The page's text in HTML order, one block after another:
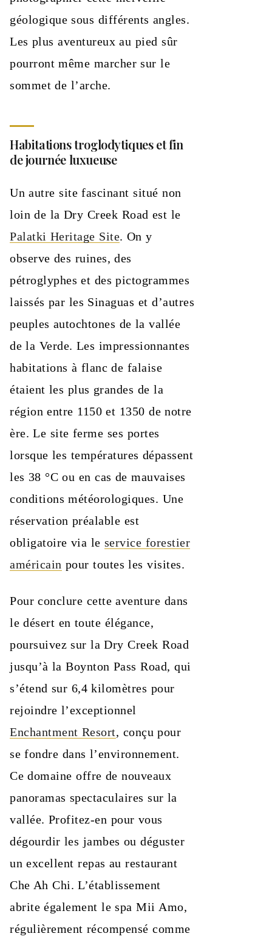
géologique sous différents angles.
Les plus aventureux au pied sûr
pourront même marcher sur le
sommet de l’arche.
Habitations troglodytiques et fin
de journée luxueuse
Un autre site fascinant situé non
loin de la Dry Creek Road est le
Palatki Heritage Site. On y
observe des ruines, des
pétroglyphes et des pictogrammes
laissés par les Sinaguas et d’autres
peuples autochtones de la vallée
de la Verde. Les impressionnantes
habitations à flanc de falaise
étaient les plus grandes de la
région entre 1150 et 1350 de notre
ère. Le site ferme ses portes
lorsque les températures dépassent
les 38 °C ou en cas de mauvaises
conditions météorologiques. Une
réservation préalable est
obligatoire via le service forestier
américain pour toutes les visites.
Pour conclure cette aventure dans
le désert en toute élégance,
poursuivez sur la Dry Creek Road
jusqu’à la Boynton Pass Road, qui
s’étend sur 6,4 kilomètres pour
rejoindre l’exceptionnel
Enchantment Resort, conçu pour
se fondre dans l’environnement.
Ce domaine offre de nouveaux
panoramas spectaculaires sur la
vallée. Profitez-en pour vous
dégourdir les jambes ou déguster
un excellent repas au restaurant
Che Ah Chi. L’établissement
abrite également le spa Mii Amo,
régulièrement récompensé comme